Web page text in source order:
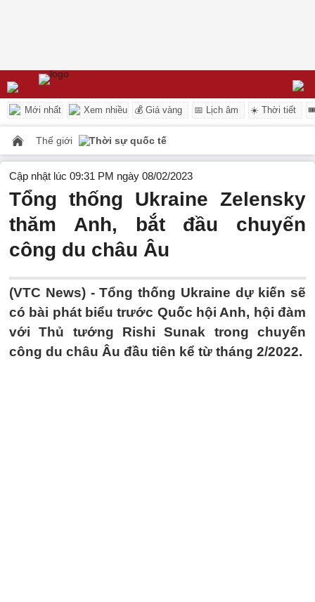
Mới nhất Xem nhiều 💰 Giá vàng 📅 Lịch âm ☀️ Thời tiết
Thế giới Thời sự quốc tế
Cập nhật lúc 09:31 PM ngày 08/02/2023
Tổng thống Ukraine Zelensky
thăm Anh, bắt đầu chuyến
công du châu Âu
(VTC News) -Tổng thống Ukraine dự kiến sẽ
có bài phát biểu trước Quốc hội Anh, hội đàm
với Thủ tướng Rishi Sunak trong chuyến
công du châu Âu đầu tiên kể từ tháng 2/2022.